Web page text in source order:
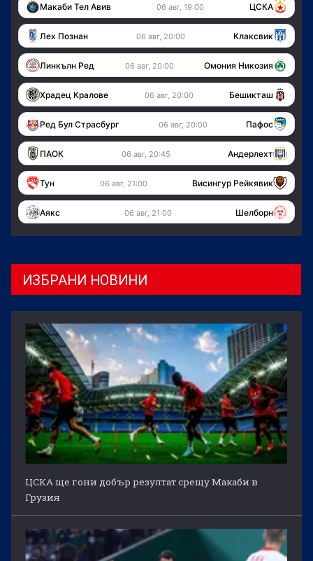
Макаби Тел Авив 06 авг, 19:00 ЦСКА
Лех Познан 06 авг, 20:00 Клаксвик
Линкълн Ред 06 авг, 20:00 Омония Никозия
Храдец Кралове 06 авг, 20:00 Бешикташ
Ред Бул Страсбург 06 авг, 20:00 Пафос
ПАОК 06 авг, 20:45 Андерлехт
Тун 06 авг, 21:00 Висингур Рейкявик
Аякс 06 авг, 21:00 Шелборн
ИЗБРАНИ НОВИНИ
ЦСКА ще гони добър резултат срещу Макаби в
Грузия